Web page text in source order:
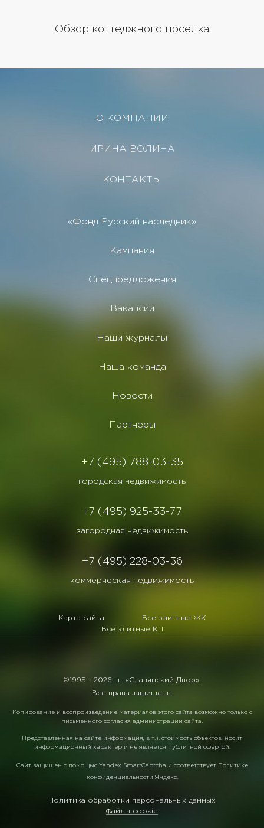
Обзор коттеджного поселка
О КОМПАНИИ
ИРИНА ВОЛИНА
КОНТАКТЫ
«Фонд Русский наследник»
Кампания
Спецпредложения
Вакансии
Наши журналы
Наша команда
Новости
Партнеры
+7 (495) 788-03-35
городская недвижимость
+7 (495) 925-33-77
загородная недвижимость
+7 (495) 228-03-36
коммерческая недвижимость
Карта сайта
Все элитные ЖК
Все элитные КП
©1995 - 2026 гг. «Славянский Двор».
Все права защищены
Копирование и воспроизведение материалов этого сайта возможно только с
письменного согласия администрации сайта.
Представленная на сайте информация, в т.ч. стоимость объектов, носит
информационный характер и не является публичной офертой.
Сайт защищен с помощью Yandex SmartCaptcha и соответствует Политике
конфиденциальности Яндекс.
Политика обработки персональных данных
Файлы cookie